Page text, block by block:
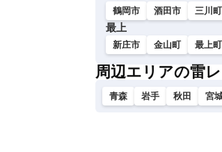
鶴岡市 酒田市 三川町
最上
新庄市 金山町 最上町
周辺エリアの雷
青森 岩手 秋田 宮